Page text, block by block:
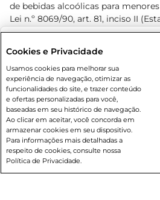
Rio de Janeiro (RJ) Goiás (GO)
Ou
Caso queira comprar online,
suas compras:
Entrega em casa
de bebidas alcoólicas para
Lei n.º 8069/90, art. 81, inciso II
Adolescente). Preços e condições
prévio. O valor mínimo para as
80,00.
© 2026 Copyright.
reservados
Cookies e Privacidade
Usamos cookies para melhorar sua
experiência de navegação, otimizar as
funcionalidades do site, e trazer conteúdo
e ofertas personalizadas para você,
baseadas em seu histórico de navegação.
Ao clicar em aceitar, você concorda em
armazenar cookies em seu dispositivo.
Para informações mais detalhadas a
respeito de cookies, consulte nossa
Política de Privacidade.